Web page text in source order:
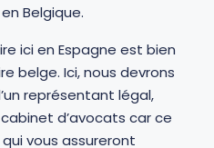
Belgique.
ici en Espagne est bien
belge. Ici, nous devrons
représentant légal,
d’avocats car ce
vous assureront